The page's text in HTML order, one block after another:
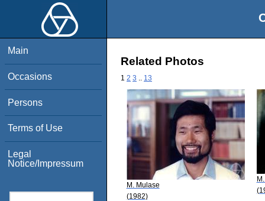
Main
Occasions
Persons
Terms of Use
Legal
Notice/Impressum
Related Photos
1 2 3 13
M. Mulase
(1982)